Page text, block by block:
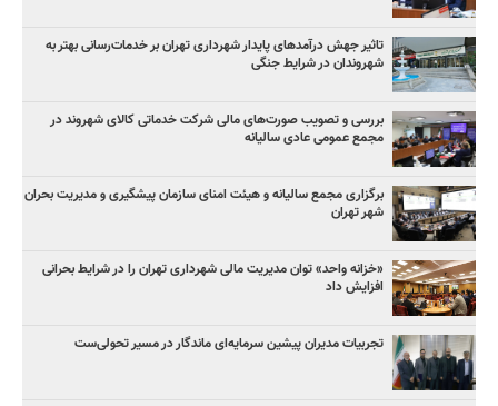
تاثیر جهش درآمدهای پایدار شهرداری تهران بر خدمات‌رسانی بهتر به
شهروندان در شرایط جنگی
بررسی و تصویب صورت‌های مالی شرکت خدماتی کالای شهروند در
مجمع عمومی عادی سالیانه
برگزاری مجمع سالیانه و هیئت امنای سازمان پیشگیری و مدیریت بحران
شهر تهران
«خزانه واحد» توان مدیریت مالی شهرداری تهران را در شرایط بحرانی
افزایش داد
تجربیات مدیران پیشین سرمایه‌ای ماندگار در مسیر تحولی‌ست